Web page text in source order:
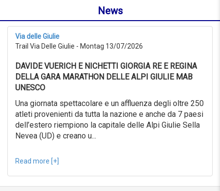
Suche
Sport
Reset
ab
09/07/2026
09/08/2026
Erweiterte
Suche
Sport
News
Via delle Giulie
Trail Via Delle Giulie - Montag 13/07/2026
DAVIDE VUERICH E NICHETTI GIORGIA RE E REGINA
DELLA GARA MARATHON DELLE ALPI GIULIE MAB
UNESCO
Una giornata spettacolare e un affluenza degli oltre 250
atleti provenienti da tutta la nazione e anche da 7 paesi
dell’estero riempiono la capitale delle Alpi Giulie Sella
Nevea (UD) e creano u...
Read more [+]